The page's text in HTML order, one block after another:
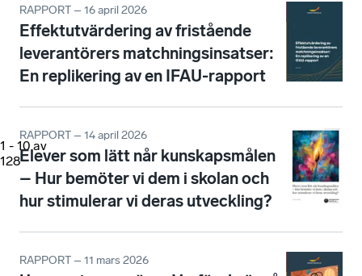
1 - 10 av
128
RAPPORT – 16 april 2026
Effektutvärdering av fristående
leverantörers matchningsinsatser:
En replikering av en IFAU-rapport
RAPPORT – 14 april 2026
Elever som lätt når kunskapsmålen
– Hur bemöter vi dem i skolan och
hur stimulerar vi deras utveckling?
RAPPORT – 11 mars 2026